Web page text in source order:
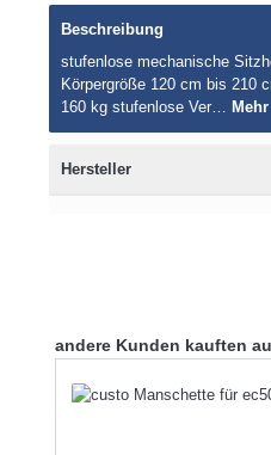
Beschreibung
stufenlose mechanische
Körpergröße 120 cm bis 210
160 kg stufenlose Ver… Mehr
Hersteller
Produktgalerie überspringen
andere Kunden kauften